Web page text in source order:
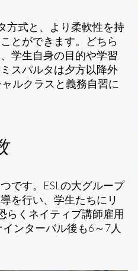
方式と、より柔軟性を持
とができます。どちら
学生自身の目的や学習
スパルタは夕方以降外
ルクラスと義務自習に
です。ESLの大グループ
を行い、学生たちにリ
らくネイティブ講師雇用
ンターバル後も6～7人